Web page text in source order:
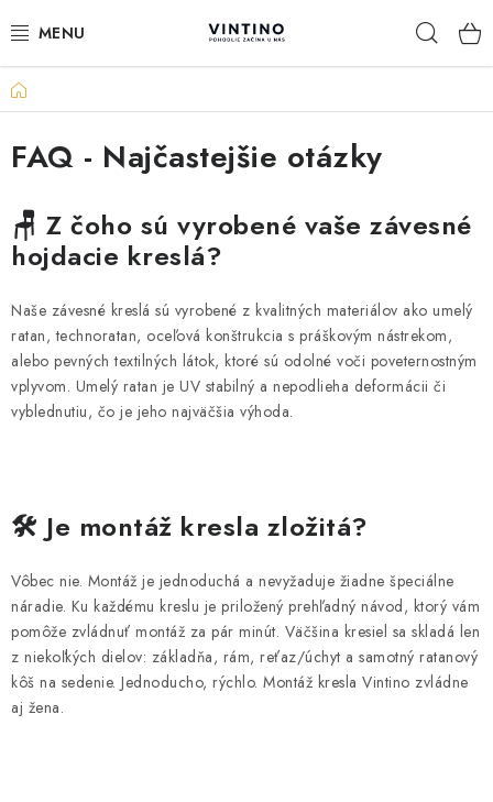
na
NÁBYTOK
VÝPREDAJ
ZÁVESNÉ HOJDACIE KRESLÁ
JEDÁLENSKÉ ZOSTAVY
JEDÁLENSKÉ STOLY
JEDÁLENSKÉ STOLIČKY
MATRACE
STOJANY A REGÁLY
NOČNÉ STOLÍKY
Domov
FAQ - Najčastejšie otázky
🪑 Z čoho sú vyrobené vaše závesné
hojdacie kreslá?
Naše závesné kreslá sú vyrobené z kvalitných materiálov ako umelý
ratan, technoratan, oceľová konštrukcia s práškovým nástrekom,
alebo pevných textilných látok, ktoré sú odolné voči poveternostným
vplyvom. Umelý ratan je UV stabilný a nepodlieha deformácii či
vyblednutiu, čo je jeho najväčšia výhoda.
🛠️ Je montáž kresla zložitá?
Vôbec nie. Montáž je jednoduchá a nevyžaduje žiadne špeciálne
náradie. Ku každému kreslu je priložený prehľadný návod, ktorý vám
pomôže zvládnuť montáž za pár minút. Väčšina kresiel sa skladá len
z niekoľkých dielov: základňa, rám, reťaz/úchyt a samotný ratanový
kôš na sedenie. Jednoducho, rýchlo. Montáž kresla Vintino zvládne
aj žena.